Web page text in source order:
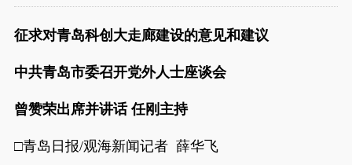
征求对青岛科创大走廊建设的意见和建议
中共青岛市委召开党外人士座谈会
曾赞荣出席并讲话 任刚主持
□青岛日报/观海新闻记者 薛华飞